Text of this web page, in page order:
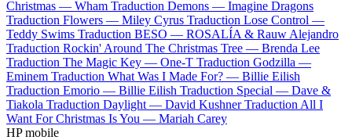
Christmas — Wham Traduction Demons — Imagine Dragons
Traduction Flowers — Miley Cyrus Traduction Lose Control —
Teddy Swims Traduction BESO — ROSALÍA & Rauw Alejandro
Traduction Rockin' Around The Christmas Tree — Brenda Lee
Traduction The Magic Key — One-T Traduction Godzilla —
Eminem Traduction What Was I Made For? — Billie Eilish
Traduction Emorio — Billie Eilish Traduction Special — Dave &
Tiakola Traduction Daylight — David Kushner Traduction All I
Want For Christmas Is You — Mariah Carey
HP mobile